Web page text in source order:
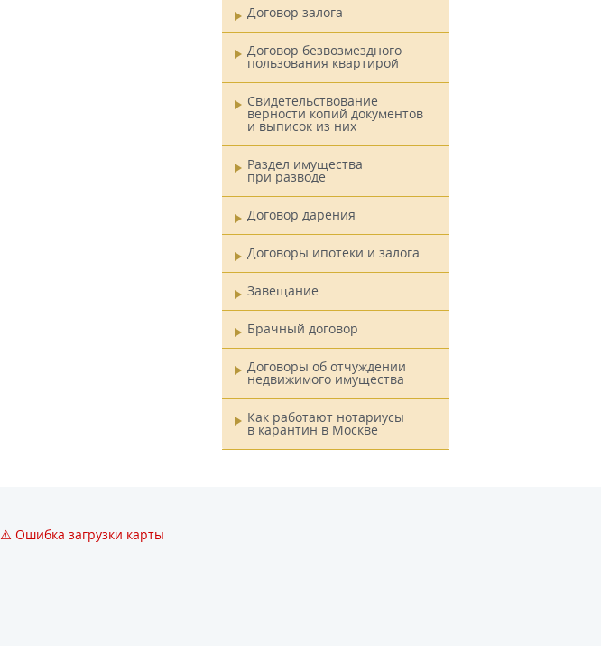
Договор залога
Договор безвозмездного
пользования квартирой
Свидетельствование
верности копий документов
и выписок из них
Раздел имущества
при разводе
Договор дарения
Договоры ипотеки и залога
Завещание
Брачный договор
Договоры об отчуждении
недвижимого имущества
Как работают нотариусы
в карантин в Москве
⚠️ Ошибка загрузки карты